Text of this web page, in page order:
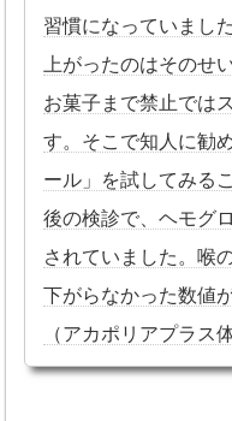
習慣になっていまし
上がったのはそのせ
お菓子まで禁止では
す。そこで知人に勧
ール」を試してみる
後の検診で、ヘモグ
されていました。喉
下がらなかった数値
（アカポリアプラス